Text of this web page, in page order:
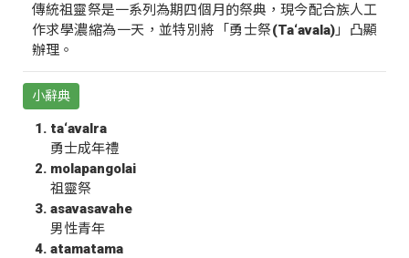
傳統祖靈祭是一系列為期四個月的祭典，現今配合族人工
作求學濃縮為一天，並特別將「勇士祭(Ta‘avala)」凸顯
辦理。
小辭典
ta‘avalra
勇士成年禮
molapangolai
祖靈祭
asavasavahe
男性青年
atamatama